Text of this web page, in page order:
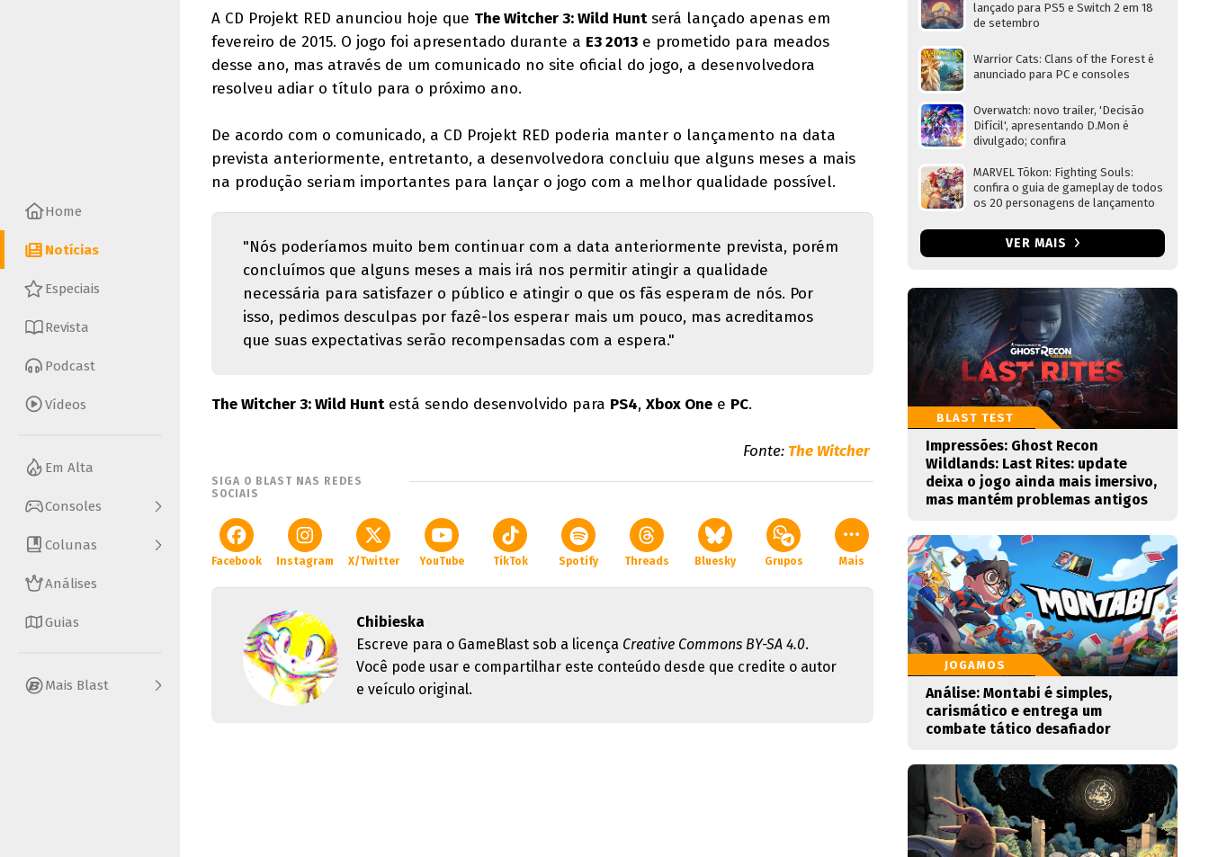
Home
Notícias
Especiais
Revista
Podcast
Vídeos
Em Alta
Consoles
Colunas
Análises
Guias
Mais Blast
A CD Projekt RED anunciou hoje que The Witcher 3: Wild Huntserá lançado apenas em
fevereiro de 2015. O jogo foi apresentado durante a E3 2013 e prometido para meados
desse ano, mas através de um comunicado no site oficial do jogo, a desenvolvedora
resolveu adiar o título para o próximo ano.
De acordo com o comunicado, a CD Projekt RED poderia manter o lançamento na data
prevista anteriormente, entretanto, a desenvolvedora concluiu que alguns meses a mais
na produção seriam importantes para lançar o jogo com a melhor qualidade possível.
"Nós poderíamos muito bem continuar com a data anteriormente prevista, porém
concluímos que alguns meses a mais irá nos permitir atingir a qualidade
necessária para satisfazer o público e atingir o que os fãs esperam de nós. Por
isso, pedimos desculpas por fazê-los esperar mais um pouco, mas acreditamos
que suas expectativas serão recompensadas com a espera."
The Witcher 3: Wild Huntestá sendo desenvolvido para PS4, Xbox One e PC.
Fonte: The Witcher
SIGA O BLAST NAS REDES
SOCIAIS
Facebook Instagram X/Twitter YouTube TikTok Spotify Threads Bluesky Grupos Mais
Chibieska
Escreve para o GameBlast sob a licença Creative Commons BY-SA 4.0.
Você pode usar e compartilhar este conteúdo desde que credite o autor
e veículo original.
lançado para PS5 e Switch 2 em 18
de setembro
Warrior Cats: Clans of the Forest é
anunciado para PC e consoles
Overwatch: novo trailer, 'Decisão
Difícil', apresentando D.Mon é
divulgado; confira
MARVEL Tōkon: Fighting Souls:
confira o guia de gameplay de todos
os 20 personagens de lançamento
VER MAIS
BLAST TEST
Impressões: Ghost Recon
Wildlands: Last Rites: update
deixa o jogo ainda mais imersivo,
mas mantém problemas antigos
JOGAMOS
Análise: Montabi é simples,
carismático e entrega um
combate tático desafiador